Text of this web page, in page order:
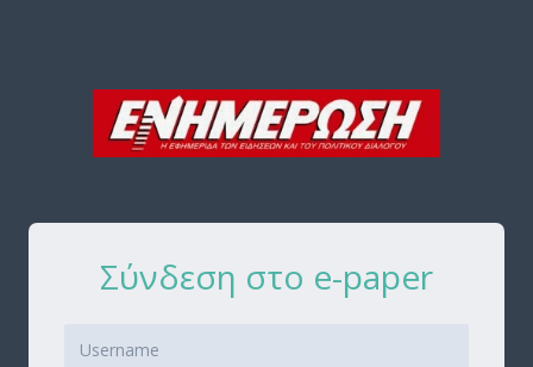
Σύνδεση στο e-paper